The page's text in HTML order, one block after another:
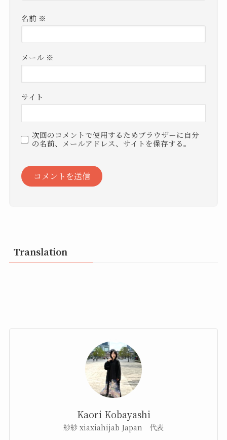
名前 ※
メール ※
サイト
次回のコメントで使用するためブラウザーに自分
の名前、メールアドレス、サイトを保存する。
Translation
Kaori Kobayashi
紗紗 xiaxiahijab Japan 代表